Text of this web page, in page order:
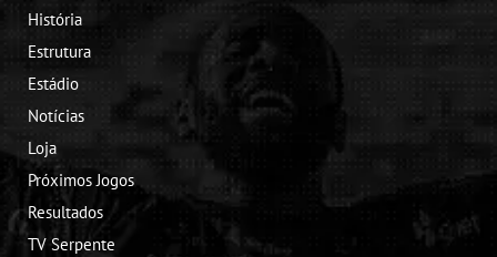
História
Estrutura
Estádio
Notícias
Loja
Próximos Jogos
Resultados
TV Serpente